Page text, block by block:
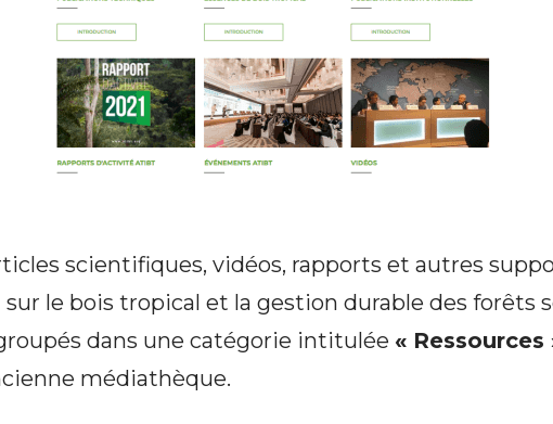
scientifiques, vidéos, rapports et autres
le bois tropical et la gestion durable des forêts
dans une catégorie intitulée « Ressources
médiathèque.